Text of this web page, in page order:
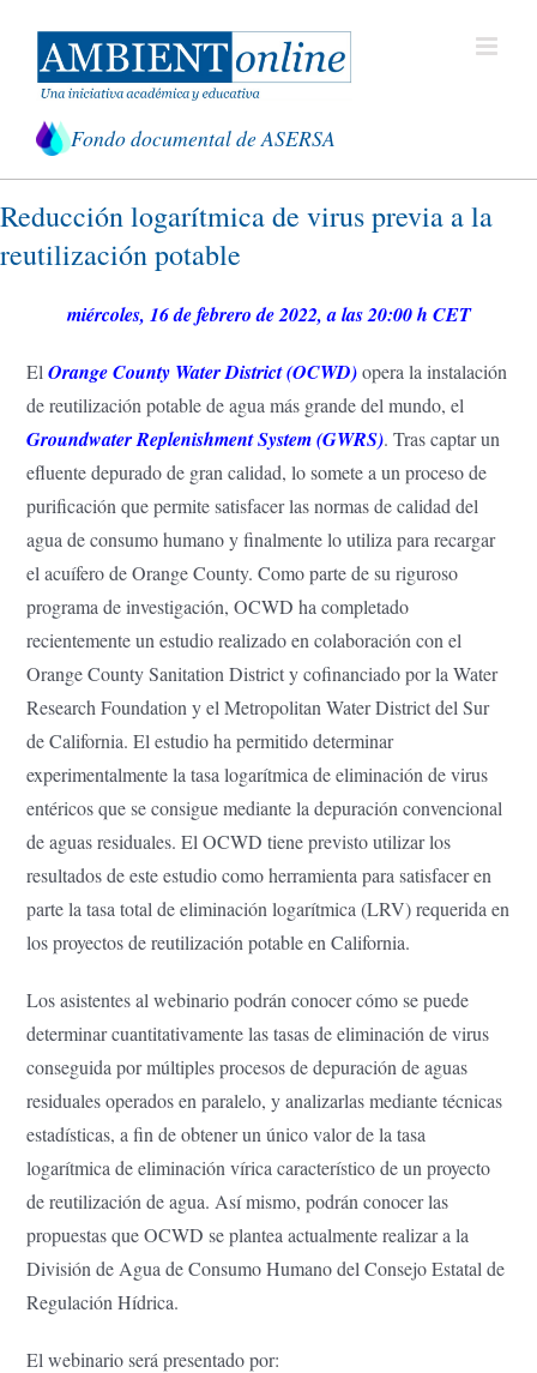
contenido
Fondo documental de ASERSA
Reducción logarítmica de virus previa a la
reutilización potable
miércoles, 16 de febrero de 2022, a las 20:00 h CET
ElOrange County Water District (OCWD) opera la instalación
de reutilización potable de agua más grande del mundo, el
Groundwater Replenishment System (GWRS). Tras captar un
efluente depurado de gran calidad, lo somete a un proceso de
purificación que permite satisfacer las normas de calidad del
agua de consumo humano y finalmente lo utiliza para recargar
el acuífero de Orange County. Como parte de su riguroso
programa de investigación, OCWD ha completado
recientemente un estudio realizado en colaboración con el
Orange County Sanitation District y cofinanciado por la Water
Research Foundation y el Metropolitan Water District del Sur
de California. El estudio ha permitido determinar
experimentalmente la tasa logarítmica de eliminación de virus
entéricos que se consigue mediante la depuración convencional
de aguas residuales. El OCWD tiene previsto utilizar los
resultados de este estudio como herramienta para satisfacer en
parte la tasa total de eliminación logarítmica (LRV) requerida en
los proyectos de reutilización potable en California.
Los asistentes al webinario podrán conocer cómo se puede
determinar cuantitativamente las tasas de eliminación de virus
conseguida por múltiples procesos de depuración de aguas
residuales operados en paralelo, y analizarlas mediante técnicas
estadísticas, a fin de obtener un único valor de la tasa
logarítmica de eliminación vírica característico de un proyecto
de reutilización de agua. Así mismo, podrán conocer las
propuestas que OCWD se plantea actualmente realizar a la
División de Agua de Consumo Humano del Consejo Estatal de
Regulación Hídrica.
El webinario será presentado por: